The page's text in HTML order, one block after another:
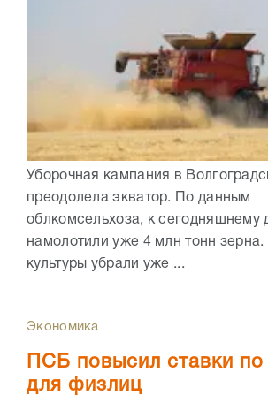
Уборочная кампания в
преодолела экватор. По данным
облкомсельхоза, к сегодняшнему
намолотили уже 4 млн тонн
культуры убрали уже ...
Экономика
ПСБ повысил ставки
для физлиц